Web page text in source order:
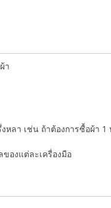
า
ลา เช่น ถ้าต้องการซื้อผ้า
องแต่ละเครื่องมือ